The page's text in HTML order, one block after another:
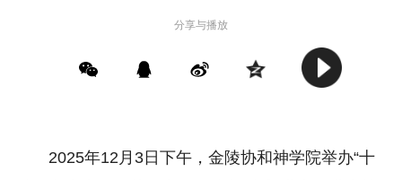
分享与播放
2025年12月3日下午，金陵协和神学院举办“十